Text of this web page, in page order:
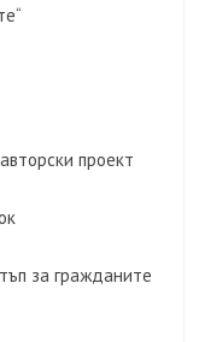
проект
за гражданите